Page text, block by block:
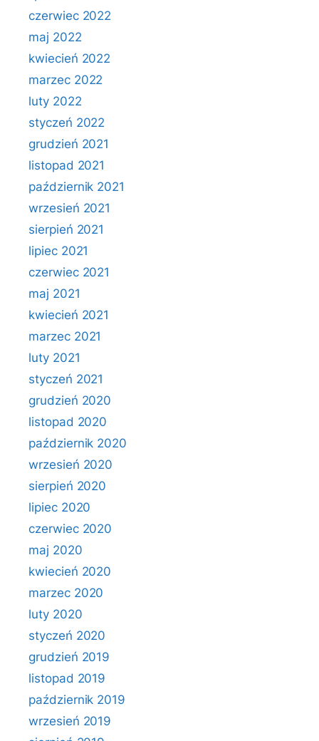
czerwiec 2022
maj 2022
kwiecień 2022
marzec 2022
luty 2022
styczeń 2022
grudzień 2021
listopad 2021
październik 2021
wrzesień 2021
sierpień 2021
lipiec 2021
czerwiec 2021
maj 2021
kwiecień 2021
marzec 2021
luty 2021
styczeń 2021
grudzień 2020
listopad 2020
październik 2020
wrzesień 2020
sierpień 2020
lipiec 2020
czerwiec 2020
maj 2020
kwiecień 2020
marzec 2020
luty 2020
styczeń 2020
grudzień 2019
listopad 2019
październik 2019
wrzesień 2019